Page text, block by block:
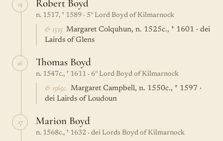
15 Robert Boyd
n. 1517, † 1589 · 5° Lord Boyd of Kilmarnock
& 1535 Margaret Colquhun, n. 1525c., † 1601 · dei
Lairds of Glens
16 Thomas Boyd
n. 1547c., † 1611 · 6° Lord Boyd of Kilmarnock
& 1565c. Margaret Campbell, n. 1550c., † 1597 ·
dei Lairds of Loudoun
17 Marion Boyd
n. 1568c., † 1632 · dei Lords Boyd of Kilmarnock